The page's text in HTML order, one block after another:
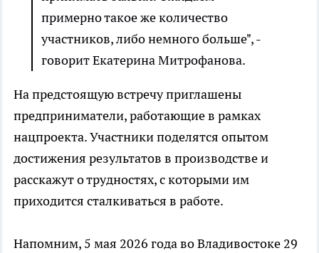
примерно такое же количество
участников, либо немного больше", -
говорит Екатерина Митрофанова.
На предстоящую встречу приглашены
предприниматели, работающие в рамках
нацпроекта. Участники поделятся опытом
достижения результатов в производстве и
расскажут о трудностях, с которыми им
приходится сталкиваться в работе.
Напомним, 5 мая 2026 года во Владивостоке 29